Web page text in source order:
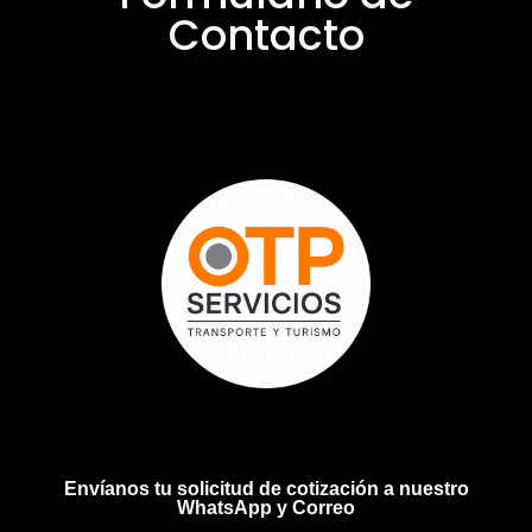
Contacto
Envíanos tu solicitud de cotización a nuestro
WhatsApp y Correo